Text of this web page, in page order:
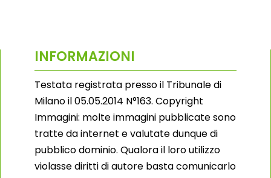
INFORMAZIONI
Testata registrata presso il Tribunale di
Milano il 05.05.2014 N°163. Copyright
Immagini: molte immagini pubblicate sono
tratte da internet e valutate dunque di
pubblico dominio. Qualora il loro utilizzo
violasse diritti di autore basta comunicarlo